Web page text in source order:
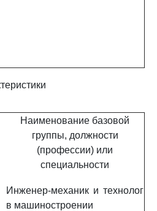
Наименование базовой
группы, должности
(профессии) или
специальности
Инженер-механик и технолог
в машиностроении